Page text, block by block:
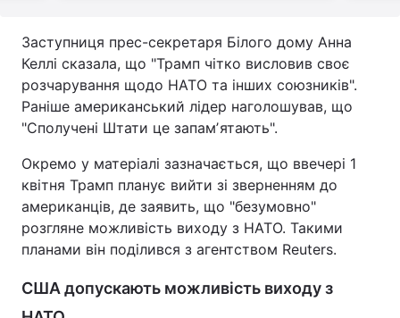
Заступниця прес-секретаря Білого дому Анна
Келлі сказала, що "Трамп чітко висловив своє
розчарування щодо НАТО та інших союзників".
Раніше американський лідер наголошував, що
"Сполучені Штати це запамʼятають".
Окремо у матеріалі зазначається, що ввечері 1
квітня Трамп планує вийти зі зверненням до
американців, де заявить, що "безумовно"
розгляне можливість виходу з НАТО. Такими
планами він поділився з агентством Reuters.
США допускають можливість виходу з